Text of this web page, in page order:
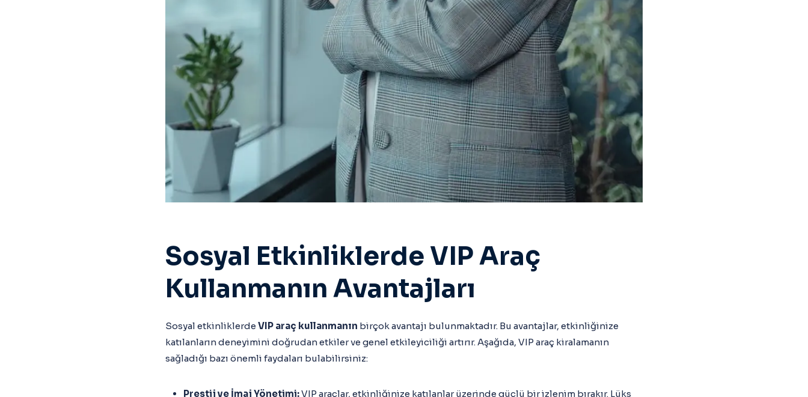
Sosyal Etkinliklerde VIP Araç
Kullanmanın Avantajları
Sosyal etkinliklerde VIP araç kullanmanın birçok avantajı bulunmaktadır. Bu avantajlar, etkinliğinize
katılanların deneyimini doğrudan etkiler ve genel etkileyiciliği artırır. Aşağıda, VIP araç kiralamanın
sağladığı bazı önemli faydaları bulabilirsiniz:
Prestij ve İmaj Yönetimi:VIP araçlar, etkinliğinize katılanlar üzerinde güçlü bir izlenim bırakır. Lüks